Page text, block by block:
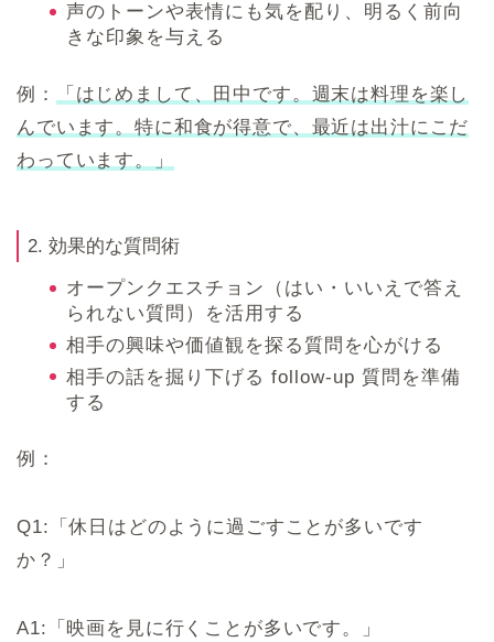
声のトーンや表情にも気を配り、明るく前向
きな印象を与える
例：
「はじめまして、田中です。週末は料理を楽し
んでいます。特に和食が得意で、最近は出汁にこだ
わっています。」
2. 効果的な質問術
オープンクエスチョン（はい・いいえで答え
られない質問）を活用する
相手の興味や価値観を探る質問を心がける
相手の話を掘り下げる follow-up 質問を準備
する
例：
Q1:「休日はどのように過ごすことが多いです
か？」
A1:「映画を見に行くことが多いです。」